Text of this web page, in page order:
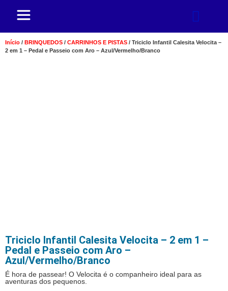
Início / BRINQUEDOS / CARRINHOS E PISTAS / Triciclo Infantil Calesita Velocita –
2 em 1 – Pedal e Passeio com Aro – Azul/Vermelho/Branco
Triciclo Infantil Calesita Velocita – 2 em 1 –
Pedal e Passeio com Aro –
Azul/Vermelho/Branco
É hora de passear! O Velocita é o companheiro ideal para as
aventuras dos pequenos.